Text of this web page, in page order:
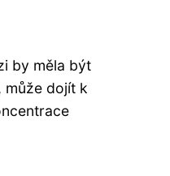
by měla být
může dojít k